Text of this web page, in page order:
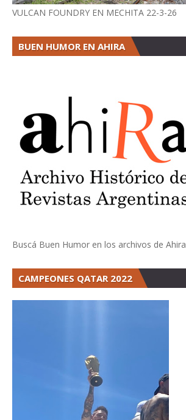
VULCAN FOUNDRY EN MECHITA 22-3-26
BUEN HUMOR EN AHIRA
Buscá Buen Humor en los archivos de Ahira
CAMPEONES QATAR 2022